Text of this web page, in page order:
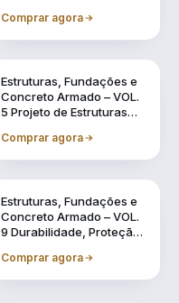
meio de Software BIM
Comprar agora
Estruturas, Fundações e
Concreto Armado – VOL.
5 Projeto de Estruturas
de Software BIM
Comprar agora
Estruturas, Fundações e
Concreto Armado – VOL.
9 Durabilidade, Proteção
Estruturas
Comprar agora